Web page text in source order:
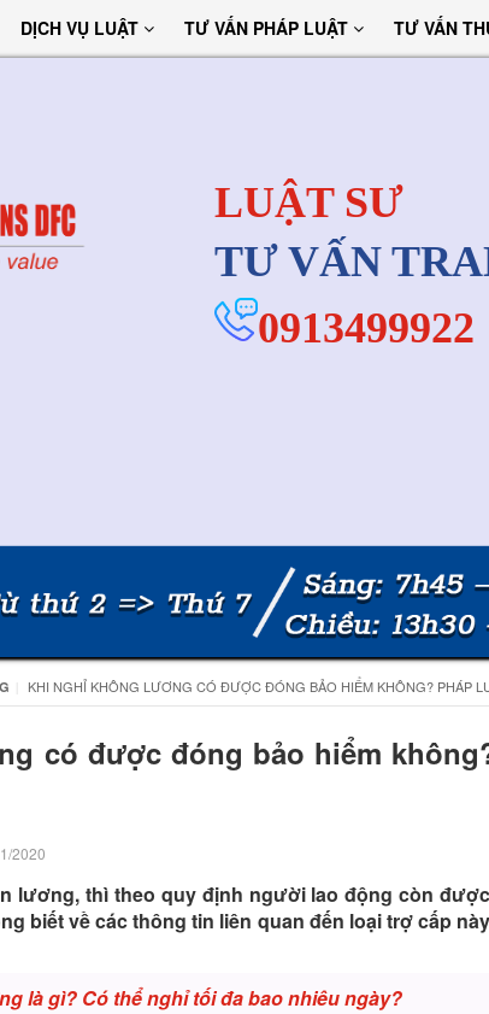
DỊCH VỤ LUẬT TƯ VẤN PHÁP LUẬT TƯ VẤN
LUẬT SƯ
TƯ VẤN
0913499922
KHI NGHỈ KHÔNG LƯƠNG CÓ ĐƯỢC ĐÓNG BẢO HIỂM KHÔNG? PHÁP
có được đóng bảo hiểm
2020
lương, thì theo quy định người lao động còn
biết về các thông tin liên quan đến loại trợ cấp
là gì? Có thể nghỉ tối đa bao nhiêu ngày?